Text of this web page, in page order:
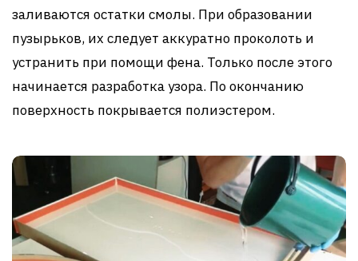
заливаются остатки смолы. При образовании
пузырьков, их следует аккуратно проколоть и
устранить при помощи фена. Только после этого
начинается разработка узора. По окончанию
поверхность покрывается полиэстером.